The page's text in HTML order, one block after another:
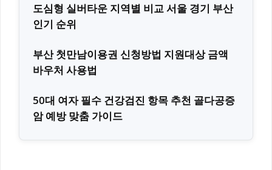
도심형 실버타운 지역별 비교 서울 경기 부산
인기 순위
부산 첫만남이용권 신청방법 지원대상 금액
바우처 사용법
50대 여자 필수 건강검진 항목 추천 골다공증
암 예방 맞춤 가이드